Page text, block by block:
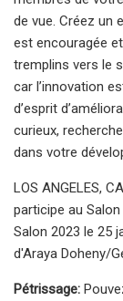
de vue. Créez un
est encouragée
tremplins vers le
car l’innovation
d’esprit
curieux,
dans votre
LOS ANGELES,
participe au
Salon 2023 le 25
d'Araya Doheny/
Pétrissage: